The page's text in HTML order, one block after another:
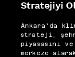
Stratejiyi
Ankara'da
strateji,
piyasasını
merkeze